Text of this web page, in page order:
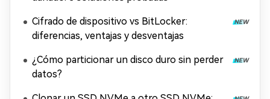
Cifrado de dispositivo vs BitLocker:
diferencias, ventajas y desventajas
¿Cómo particionar un disco duro sin perder
datos?